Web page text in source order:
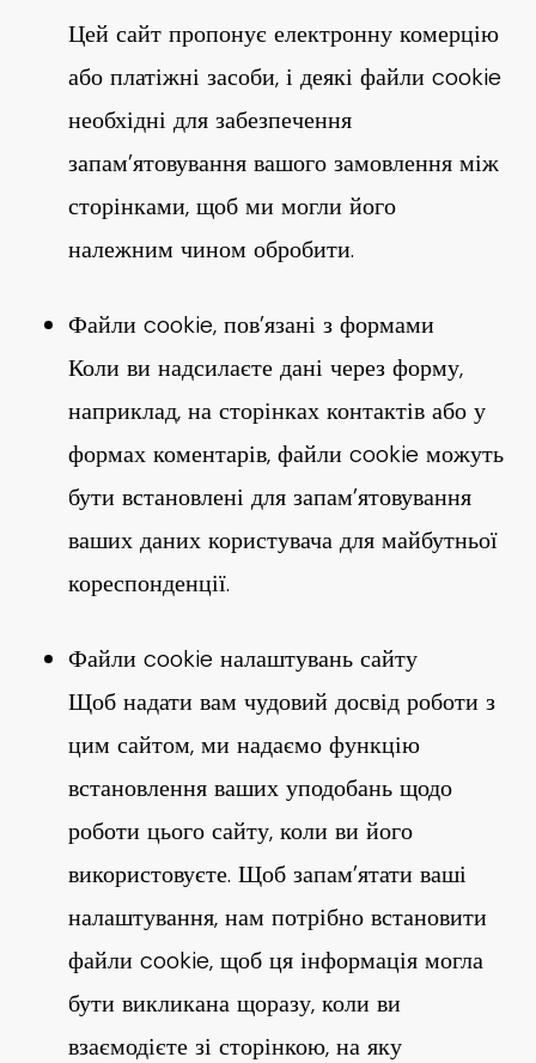
Цей сайт пропонує електронну комерцію
або платіжні засоби, і деякі файли cookie
необхідні для забезпечення
запам’ятовування вашого замовлення між
сторінками, щоб ми могли його
належним чином обробити.
Файли cookie, пов’язані з формами
Коли ви надсилаєте дані через форму,
наприклад, на сторінках контактів або у
формах коментарів, файли cookie можуть
бути встановлені для запам’ятовування
ваших даних користувача для майбутньої
кореспонденції.
Файли cookie налаштувань сайту
Щоб надати вам чудовий досвід роботи з
цим сайтом, ми надаємо функцію
встановлення ваших уподобань щодо
роботи цього сайту, коли ви його
використовуєте. Щоб запам’ятати ваші
налаштування, нам потрібно встановити
файли cookie, щоб ця інформація могла
бути викликана щоразу, коли ви
взаємодієте зі сторінкою, на яку